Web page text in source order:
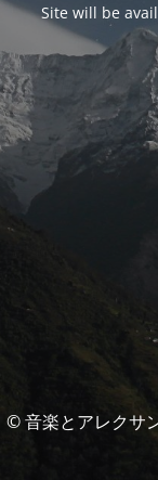
Site will be
© 音楽とアレクサ